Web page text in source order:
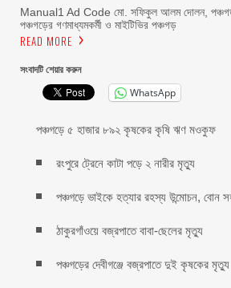
Manual1 Ad Code মো. সফিকুল আলম দোলন, পঞ্চগড়
পঞ্চগড়ের গণমাধ্যমকর্মী ও মাইটিভির পঞ্চগড়
READ MORE
সংবাদটি শেয়ার করুন
WhatsApp
পঞ্চগড়ে ৫ হাজার ৮৯২ কৃষকের কৃষি ঋণ মওকুফ
রংপুরে ট্রেনে কাটা পড়ে ২ নারীর মৃত্যু
পঞ্চগড়ে ভাইকে হত্যার রহস্য উন্মোচন, বোন
ঠাকুরগাঁওয়ে বজ্রপাতে বাবা-ছেলের মৃত্যু
পঞ্চগড়ের দেবীগঞ্জে বজ্রপাতে দুই কৃষকের মৃত্যু